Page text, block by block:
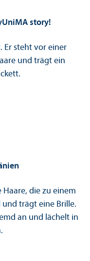
story!